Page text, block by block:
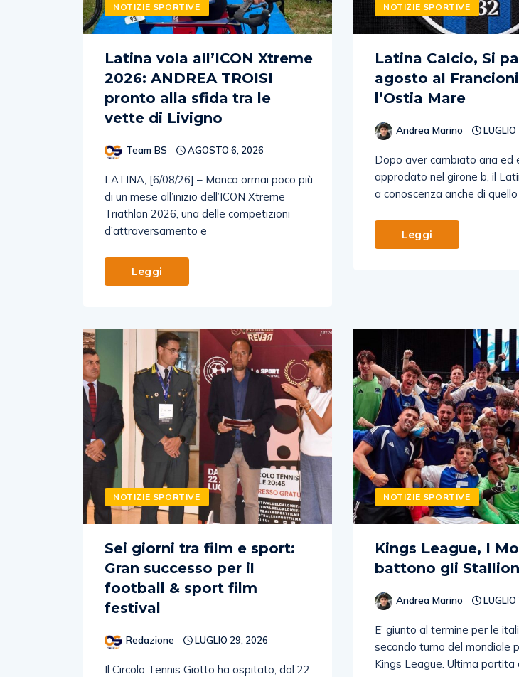
NOTIZIE SPORTIVE
Latina vola all’ICON Xtreme
2026: ANDREA TROISI
pronto alla sfida tra le
vette di Livigno
Team BS AGOSTO 6, 2026
LATINA, [6/08/26] – Manca ormai poco più
di un mese all’inizio dell’ICON Xtreme
Triathlon 2026, una delle competizioni
d’attraversamento e
Leggi
NOTIZIE SPORTIVE
Latina Calcio, Si
agosto al
l’Ostia Mare
Andrea Marino
Dopo aver cambiato aria ed
approdato nel girone b, il
a conoscenza anche di quello
Leggi
NOTIZIE SPORTIVE
Sei giorni tra film e sport:
Gran successo per il
football & sport film
festival
Redazione LUGLIO 29, 2026
Il Circolo Tennis Giotto ha ospitato, dal 22
NOTIZIE SPORTIVE
Kings League, I
battono gli
Andrea Marino
E’ giunto al termine per le
secondo turno del mondiale
Kings League. Ultima partita